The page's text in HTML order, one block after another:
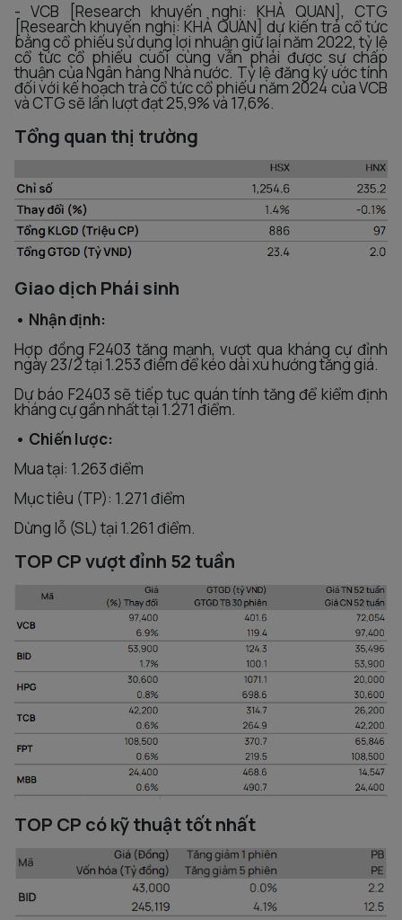
- VCB [Research khuyến nghị: KHẢ QUAN], CTG
[Research khuyến nghị: KHẢ QUAN] dự kiến trả cổ tức
bằng cổ phiếu sử dụng lợi nhuận giữ lại năm 2022, tỷ lệ
cổ tức cổ phiếu cuối cùng vẫn phải được sự chấp
thuận của Ngân hàng Nhà nước. Tỷ lệ đăng ký ước tính
đối với kế hoạch trả cổ tức cổ phiếu năm 2024 của VCB
và CTG sẽ lần lượt đạt 25,9% và 17,6%.
Tổng quan thị trường
Giao dịch Phái sinh
• Nhận định:
Hợp đồng F2403 tăng mạnh, vượt qua kháng cự đỉnh
ngày 23/2 tại 1.253 điểm để kéo dài xu hướng tăng giá.
Dự báo F2403 sẽ tiếp tục quán tính tăng để kiểm định
kháng cự gần nhất tại 1.271 điểm.
• Chiến lược:
Mua tại: 1.263 điểm
Mục tiêu (TP): 1.271 điểm
Dừng lỗ (SL) tại 1.261 điểm.
TOP CP vượt đỉnh 52 tuần
TOP CP có kỹ thuật tốt nhất